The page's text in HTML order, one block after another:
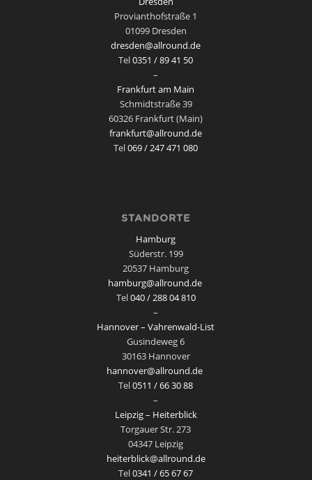
Provianthofstraße 1
01099 Dresden
dresden@allround.de
Tel0351 / 89 41 50
–
Frankfurt am Main
Schmidtstraße 39
60326 Frankfurt (Main)
frankfurt@allround.de
Tel069 / 247 471 080
STANDORTE
Hamburg
Süderstr. 199
20537 Hamburg
hamburg@allround.de
Tel040 / 288 04 810
–
Hannover – Vahrenwald-List
Gusindeweg 6
30163 Hannover
hannover@allround.de
Tel0511 / 66 30 88
–
Leipzig – Heiterblick
Torgauer Str. 273
04347 Leipzig
heiterblick@allround.de
Tel0341 / 65 67 67